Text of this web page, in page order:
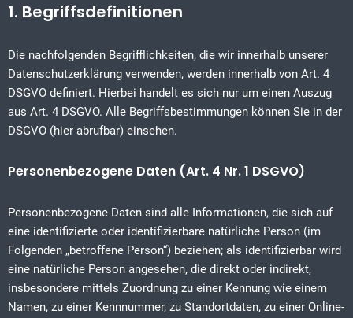
1. Begriffsdefinitionen
Die nachfolgenden Begrifflichkeiten, die wir innerhalb unserer
Datenschutzerklärung verwenden, werden innerhalb von Art. 4
DSGVO definiert. Hierbei handelt es sich nur um einen Auszug
aus Art. 4 DSGVO. Alle Begriffsbestimmungen können Sie in der
DSGVO (hier abrufbar) einsehen.
Personenbezogene Daten (Art. 4 Nr. 1 DSGVO)
Personenbezogene Daten sind alle Informationen, die sich auf
eine identifizierte oder identifizierbare natürliche Person (im
Folgenden „betroffene Person“) beziehen; als identifizierbar wird
eine natürliche Person angesehen, die direkt oder indirekt,
insbesondere mittels Zuordnung zu einer Kennung wie einem
Namen, zu einer Kennnummer, zu Standortdaten, zu einer Online-